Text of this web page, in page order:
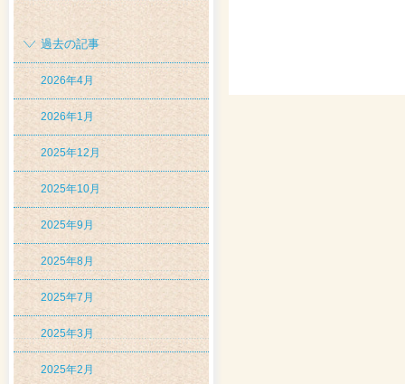
過去の記事
2026年4月
2026年1月
2025年12月
2025年10月
2025年9月
2025年8月
2025年7月
2025年3月
2025年2月